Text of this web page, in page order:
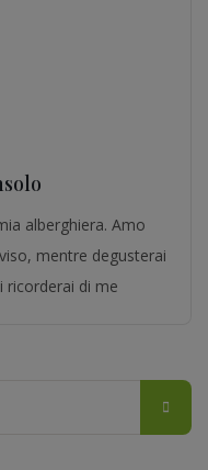
alberghiera. Amo
mentre degusterai
ricorderai di me